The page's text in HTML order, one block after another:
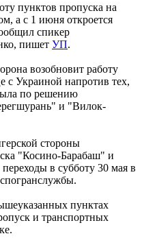
пунктов пропуска на
а с 1 июня откроется
спикер
пишет УП.
возобновит работу
с Украиной напротив тех,
по решению
и "Вилок-
стороны
"Косино-Барабаш" и
в субботу 30 мая в
пунктах
и транспортных